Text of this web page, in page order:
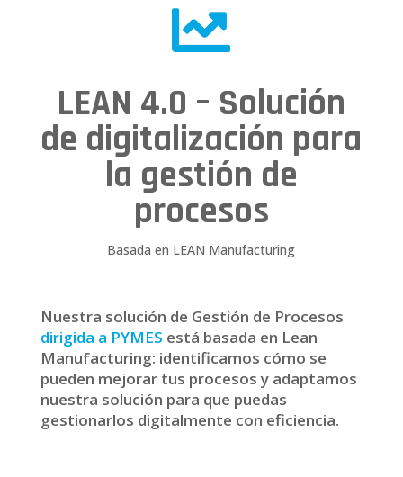

LEAN 4.0 – Solución
de digitalización para
la gestión de
procesos
Basada en LEAN Manufacturing
Nuestra solución de Gestión de Procesos
dirigida a PYMES está basada en Lean
Manufacturing: identificamos cómo se
pueden mejorar tus procesos y adaptamos
nuestra solución para que puedas
gestionarlos digitalmente con eficiencia.